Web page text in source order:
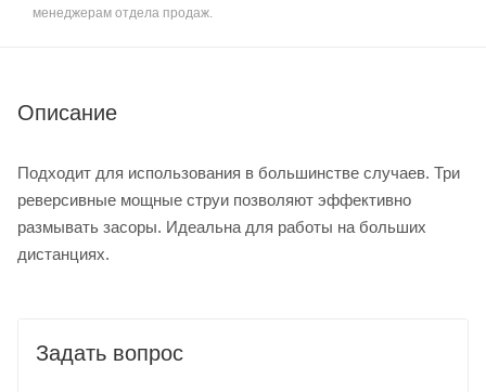
менеджерам отдела продаж.
Описание
Подходит для использования в большинстве случаев. Три
реверсивные мощные струи позволяют эффективно
размывать засоры. Идеальна для работы на больших
дистанциях.
Задать вопрос